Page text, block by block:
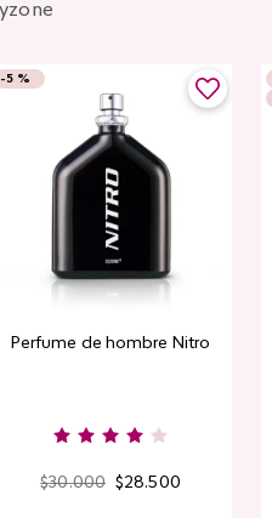
-5 %
Perfume de hombre Nitro
$30.000 $28.500